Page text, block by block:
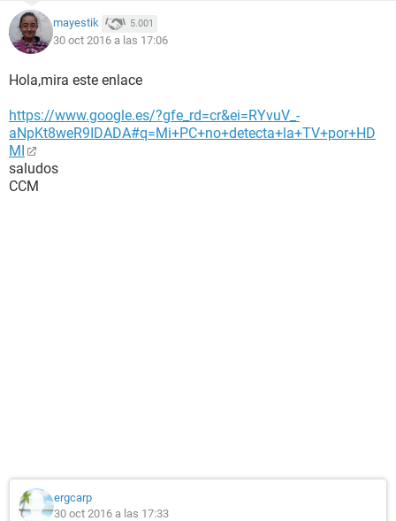
mayestik 5.001
30 oct 2016 a las 17:06
Hola,mira este enlace
https://www.google.es/?gfe_rd=cr&ei=RYvuV_-
aNpKt8weR9IDADA#q=Mi+PC+no+detecta+la+TV+por+HD
MI
saludos
CCM
ergcarp
30 oct 2016 a las 17:33